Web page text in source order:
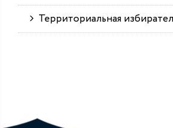
Территориальная